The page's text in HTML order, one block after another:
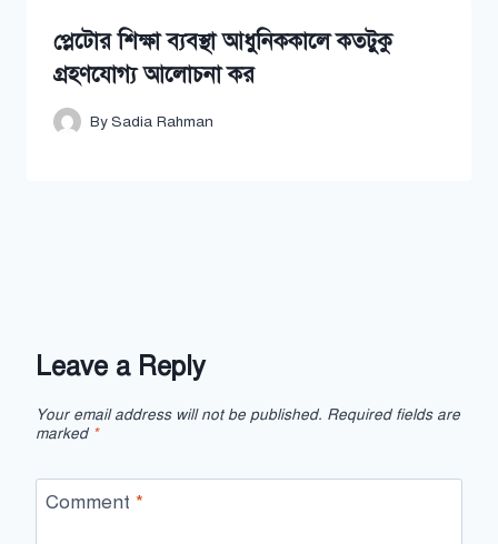
প্লেটোর শিক্ষা ব্যবস্থা আধুনিককালে কতটুকু
গ্রহণযোগ্য আলোচনা কর
BySadia Rahman
Leave a Reply
Your email address will not be published. Required fields are
marked *
Comment *